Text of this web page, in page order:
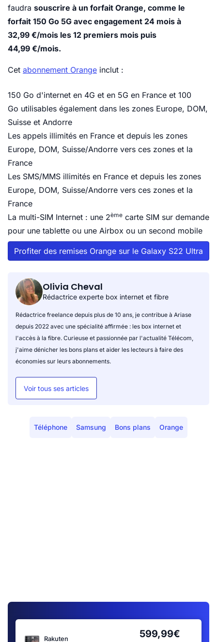
faudra souscrire à un forfait Orange, comme le
forfait 150 Go 5G avec engagement 24 mois à
32,99 €/mois les 12 premiers mois puis
44,99 €/mois.
Cet abonnement Orange inclut :
150 Go d'internet en 4G et en 5G en France et 100
Go utilisables également dans les zones Europe, DOM,
Suisse et Andorre
Les appels illimités en France et depuis les zones
Europe, DOM, Suisse/Andorre vers ces zones et la
France
Les SMS/MMS illimités en France et depuis les zones
Europe, DOM, Suisse/Andorre vers ces zones et la
France
La multi-SIM Internet : une 2ème carte SIM sur demande
pour une tablette ou une Airbox ou un second mobile
Profiter des remises Orange sur le Galaxy S22 Ultra
Olivia Cheval
Rédactrice experte box internet et fibre
Rédactrice freelance depuis plus de 10 ans, je contribue à Ariase
depuis 2022 avec une spécialité affirmée : les box internet et
l'accès à la fibre. Curieuse et passionnée par l'actualité Télécom,
j'aime dénicher les bons plans et aider les lecteurs à faire des
économies sur leurs abonnements.
Voir tous ses articles
Téléphone Samsung Bons plans Orange
Rakuten 599,99€